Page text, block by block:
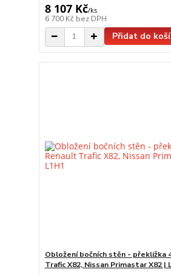
8 107 Kč/ks
6 700 Kč bez DPH
Přidat do
Obložení bočních stěn - překližka
Trafic X82, Nissan Primastar X82 |